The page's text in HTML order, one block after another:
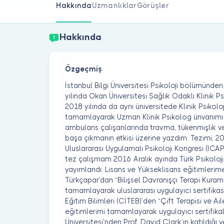
HakkındaUzmanlıklarGörüşler
Hakkında
Özgeçmiş
İstanbul Bilgi Üniversitesi Psikoloji
yılında Okan Üniversitesi Sağlık Odaklı Klinik
2018 yılında da aynı üniversitede Klinik
tamamlayarak Uzman Klinik Psikolog
ambulans çalışanlarında travma, tükenmişlik
başa çıkmanın etkisi üzerine yazdım. Tezimi,
Uluslararası Uygulamalı Psikoloji Kongresi
tez çalışmam 2016 Aralık ayında Türk
yayımlandı. Lisans ve Yükseklisans
Türkçapar’dan “Bilişsel Davranışçı Terapi
tamamlayarak uluslararası uygulayıcı
Eğitim Bilimleri (CİTEB)’den “Çift Terapisi ve
eğitimlerimi tamamlayarak uygulayıcı
Üniversitesi’nden Prof. David Clark’ın